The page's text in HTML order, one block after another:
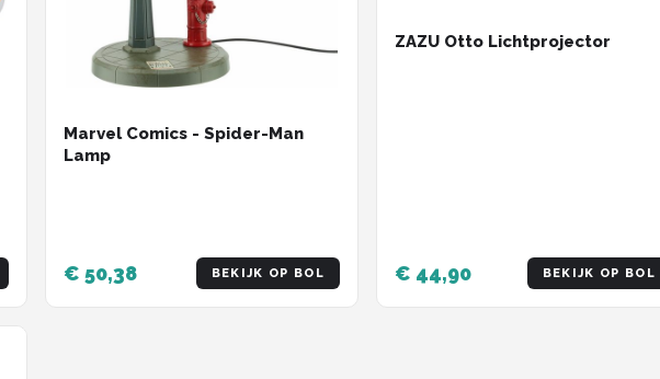
Marvel Comics - Spider-Man
Lamp
€ 50,38 BEKIJK OP BOL
ZAZU Otto Lichtprojector
€ 44,90 BEKIJK OP BOL